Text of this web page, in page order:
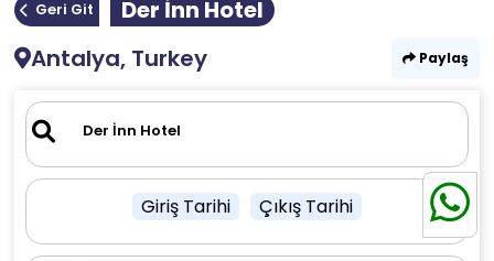
Geri Git
Der İnn Hotel
Antalya, Turkey
Paylaş
Giriş Tarihi Çıkış Tarihi